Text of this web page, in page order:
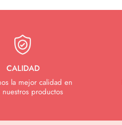
CALIDAD
la mejor calidad en
productos